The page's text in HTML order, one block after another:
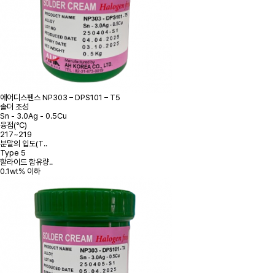
에어디스펜스 NP303 – DPS101 – T5
솔더 조성
Sn - 3.0Ag - 0.5Cu
융점(℃)
217~219
분말의 입도(T..
Type 5
할라이드 함유량..
0.1wt% 이하